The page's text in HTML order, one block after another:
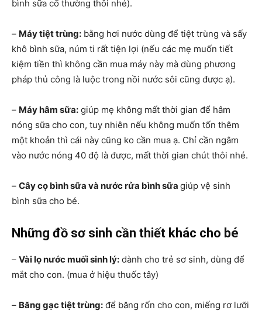
bình sữa cổ thường thôi nhé).
– Máy tiệt trùng: bằng hơi nước dùng để tiệt trùng và sấy
khô bình sữa, núm ti rất tiện lợi (nếu các mẹ muốn tiết
kiệm tiền thì không cần mua máy này mà dùng phương
pháp thủ công là luộc trong nồi nước sôi cũng được ạ).
– Máy hâm sữa: giúp mẹ không mất thời gian để hâm
nóng sữa cho con, tuy nhiên nếu không muốn tốn thêm
một khoản thì cái này cũng ko cần mua ạ. Chỉ cần ngâm
vào nước nóng 40 độ là được, mất thời gian chút thôi nhé.
– Cây cọ bình sữa và nước rửa bình sữa giúp vệ sinh
bình sữa cho bé.
Những đồ sơ sinh cần thiết khác cho bé
– Vài lọ nước muối sinh lý: dành cho trẻ sơ sinh, dùng để
mắt cho con. (mua ở hiệu thuốc tây)
– Băng gạc tiệt trùng: để băng rốn cho con, miếng rơ lưỡi